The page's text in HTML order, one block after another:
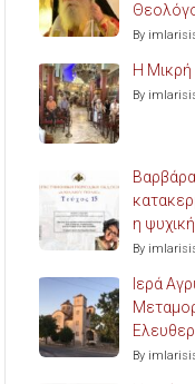
By
Η Μικρή
By
η
By
Ιερά
By